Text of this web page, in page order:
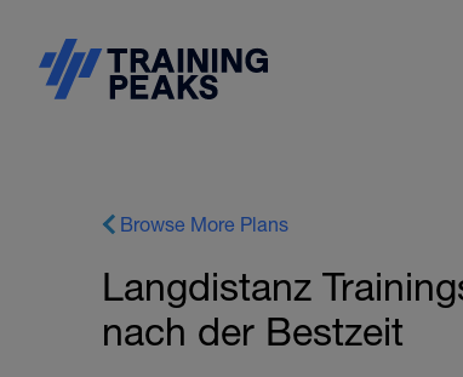
Browse More Plans
Langdistanz
nach der Bestzeit